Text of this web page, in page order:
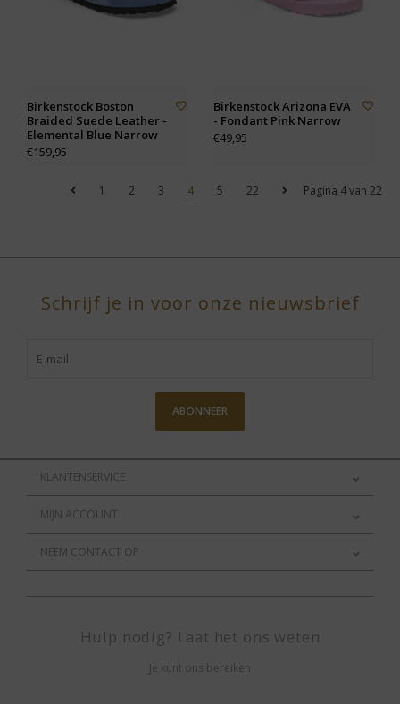
Birkenstock Boston
Braided Suede Leather -
Elemental Blue Narrow
€159,95
Birkenstock Arizona EVA
- Fondant Pink Narrow
€49,95
Pagina 4 van 22
1 2 3 4 5 22
Schrijf je in voor onze nieuwsbrief
ABONNEER
KLANTENSERVICE
MIJN ACCOUNT
NEEM CONTACT OP
Hulp nodig? Laat het ons weten
Je kunt ons bereiken